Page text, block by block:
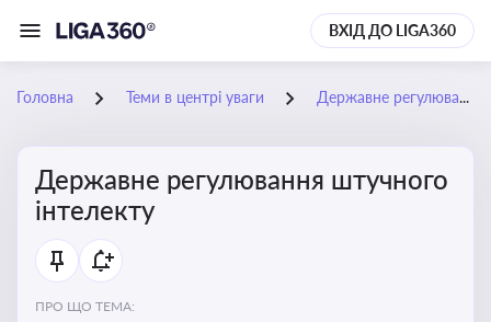
ВХІД ДО LIGA360
Головна Теми в центрі уваги Державне регулювання штучного інтелекту
Державне регулювання штучного
інтелекту
ПРО ЩО ТЕМА: